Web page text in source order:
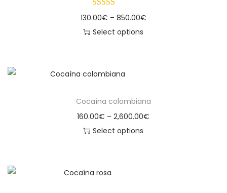
130.00€ – 850.00€
Select options
Cocaína colombiana
160.00€ – 2,600.00€
Select options